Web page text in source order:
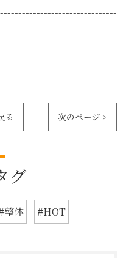
る 次のページ >
グ
整体 #HOT